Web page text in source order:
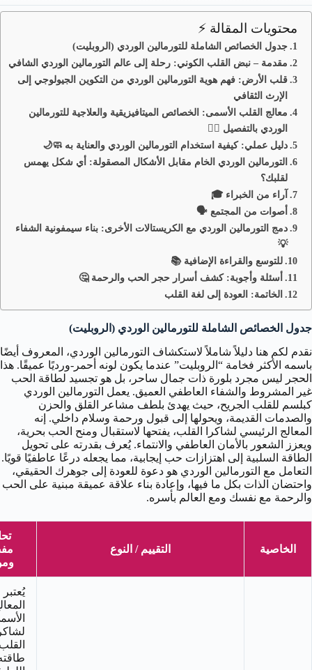
محتويات المقالة ⚡
جدول الخصائص الشاملة للتورمالين الوردي (الروبليت)
مقدمة – نبض القلب الكوني: رحلة إلى عالم التورمالين الوردي الشافي
قلب الأرض: فهم هوية التورمالين الوردي من التكوين الجيولوجي إلى
الإرث الثقافي
معالج القلب الأسمى: الخصائص الميتافيزيقية والعلاجية للتورمالين
الوردي بالتفصيل 🧘‍♂️
دليل عملي: كيفية استخدام التورمالين الوردي والعناية به 🧼🌙
التورمالين الوردي الخام مقابل الأشكال المصقولة: أي شكل يهمس
لقلبك؟
آراء من الخبراء 🎓
أصوات من المجتمع 🗣️
دمج التورمالين الوردي مع الكريستالات الأخرى: بناء سيمفونية الشفاء
💡
للتوسع والقراءة الإضافية 📚
أسئلة وأجوبة: كشف أسرار حجر الحب والرحمة 🤔
الخاتمة: العودة إلى لغة القلب
جدول الخصائص الشاملة للتورمالين الوردي (الروبليت)
نقدم لكم هنا دليلاً شاملاً لاستكشاف التورمالين الوردي، المعروف أيضًا
باسمه الأكثر فخامة “الروبليت” عندما يكون لونه أحمر-ورديًا عميقًا. هذا
الحجر ليس مجرد بلورة ذات جمال ساحر، بل هو تجسيد لطاقة الحب
غير المشروط والشفاء العاطفي العميق. يعمل التورمالين الوردي
كبلسم للقلب الجريح، حيث يهدئ بلطف مشاعر القلق والحزن
والصدمات القديمة، ويحولها إلى قبول ورحمة وسلام داخلي. إنه
المعالج الرئيسي لشاكرا القلب، يفتحها لاستقبال ومنح الحب بحرية،
ويعزز الشعور بالأمان العاطفي والانتماء. يُعرف بقدرته على تحويل
الطاقة السلبية إلى اهتزازات حب إيجابية، مما يجعله درعًا عاطفيًا قويًا.
التعامل مع التورمالين الوردي هو دعوة للعودة إلى جوهرك الحقيقي،
واحتضان الذات بكل ما فيها، وإعادة بناء علاقة عميقة مبنية على الحب
والرحمة مع نفسك ومع العالم بأسره.
الخاصية التقييم / النوع
يُعتبر